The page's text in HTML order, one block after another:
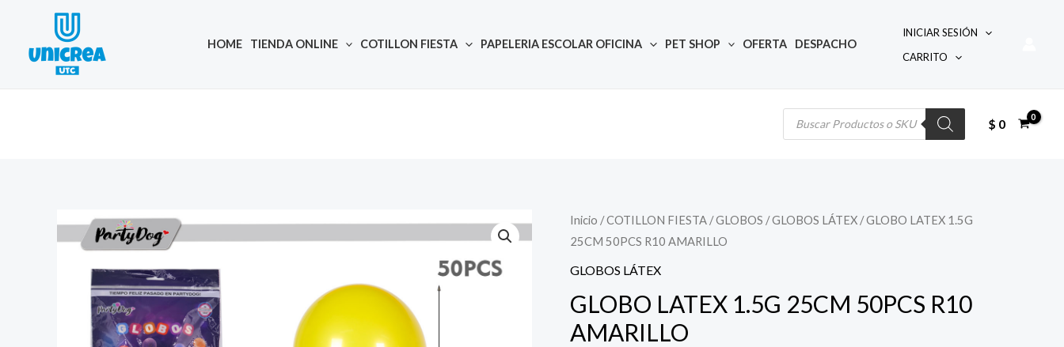
content
HOME TIENDA ONLINE COTILLON FIESTA PAPELERIA ESCOLAR OFICINA PET SHOP OFERTA DESPACHO
INICIAR SESIÓN
CARRITO
Búsqueda
$ 0
Inicio /COTILLON FIESTA /GLOBOS /GLOBOS LÁTEX / GLOBO LATEX 1.5G
25CM 50PCS R10 AMARILLO
GLOBOS LÁTEX
GLOBO LATEX 1.5G 25CM 50PCS R10
AMARILLO
Quantity